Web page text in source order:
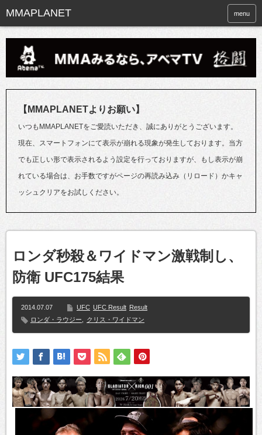
menu
【MMAPLANETよりお願い】
いつもMMAPLANETをご愛読いただき、誠にありがとうございます。
現在、スマートフォンにて表示が崩れる現象が発生しております。当方
でも正しい形で表示されるよう設定を行っておりますが、もし表示が崩
れている場合は、お手数ですがページの再読み込み（リロード）かキャ
ッシュクリアをお試しください。
ロンダ秒殺＆ワイドマン激戦制し、
防衛 UFC175結果
2014.07.07 UFC UFC Result Result
ロンダ・ラウジー
クリス・ワイドマン